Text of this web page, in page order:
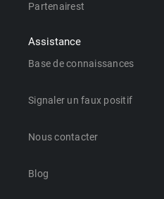
Partenairest
Assistance
Base de connaissances
Signaler un faux positif
Nous contacter
Blog